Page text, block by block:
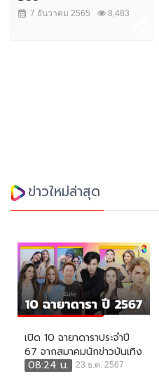
7 ธันวาคม 2565 8,483
ข่าวใหม่ล่าสุด
เปิด 10 ฉายาดาราประจำปี
67 จากสมาคมนักข่าวบันเทิง
08:24 น.
23 ธ.ค. 2567